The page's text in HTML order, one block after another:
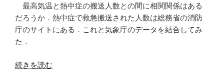
プ
ロ
ッ
す
最高気温と熱中症の搬送人数との間に相関関係はある
だろうか．熱中症で救急搬送された人数は総務省の消防
庁のサイトにある．これと気象庁のデータを結合してみ
た．
“熱
続きを読む